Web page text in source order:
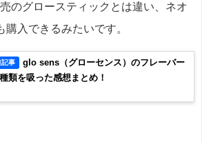
のグロースティックとは違い、ネオ
入できるみたいです。
記事
glo sens（グローセンス）のフレーバー
類を吸った感想まとめ！